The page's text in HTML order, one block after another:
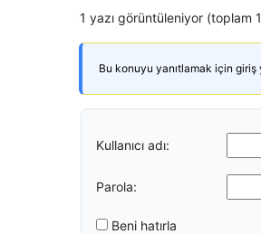
1 yazı görüntüleniyor (toplam
Bu konuyu yanıtlamak için giriş
Kullanıcı adı:
Parola:
Beni hatırla